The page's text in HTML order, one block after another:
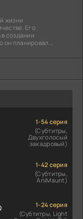
жизни
Его
создании
он планировал
1-54 серия
(Субтитры,
Двухголосый
закадровый)
1-42 серия
(Субтитры,
AniMaunt)
1-24 серия
(Субтитры, Light